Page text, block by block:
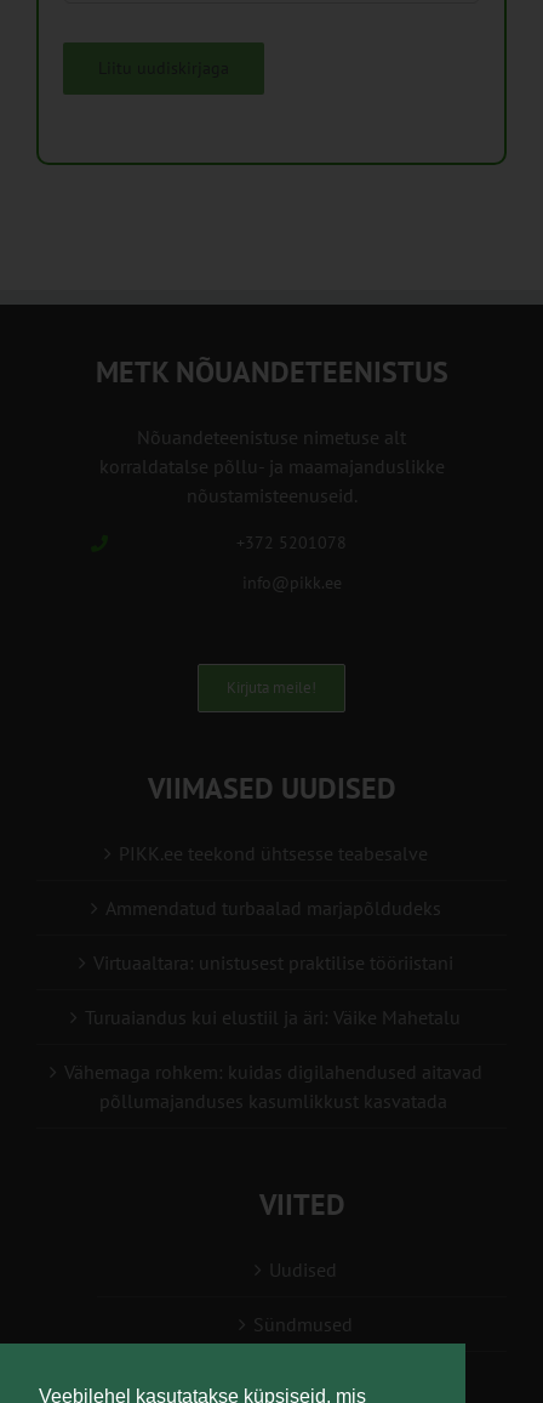
Veebilehel kasutatakse küpsiseid, mis
METK NÕUANDETEENISTUS
Nõuandeteenistuse nimetuse alt
korraldatalse põllu- ja maamajanduslikke
nõustamisteenuseid.
+372 5201078
info@pikk.ee
Kirjuta meile!
VIIMASED UUDISED
PIKK.ee teekond ühtsesse teabesalve
Ammendatud turbaalad marjapõldudeks
Virtuaaltara: unistusest praktilise tööriistani
Turuaiandus kui elustiil ja äri: Väike Mahetalu
Vähemaga rohkem: kuidas digilahendused aitavad
põllumajanduses kasumlikkust kasvatada
VIITED
Uudised
Sündmused